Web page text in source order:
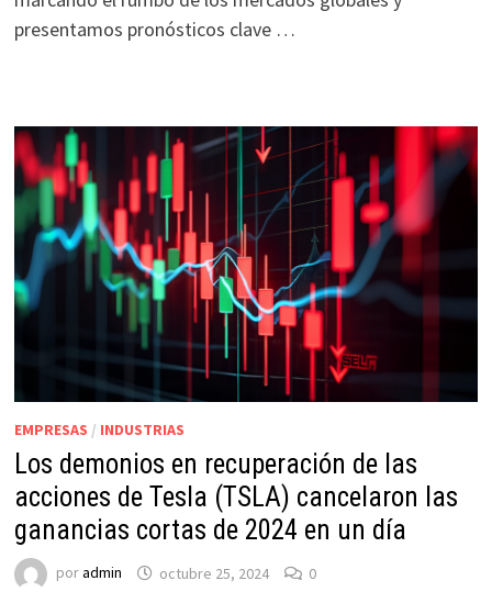
presentamos pronósticos clave …
EMPRESAS / INDUSTRIAS
Los demonios en recuperación de las
acciones de Tesla (TSLA) cancelaron las
ganancias cortas de 2024 en un día
poradmin octubre 25, 2024 0